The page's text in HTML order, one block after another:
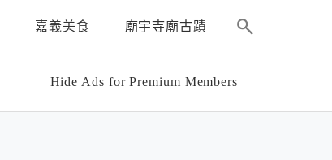
嘉義美食 廟宇寺廟古蹟
Hide Ads for Premium Members